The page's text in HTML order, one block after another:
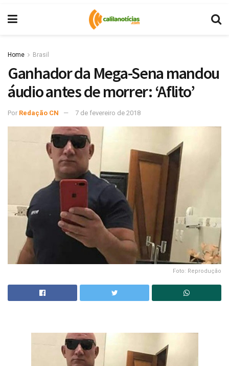
Home Brasil
Ganhador da Mega-Sena mandou
áudio antes de morrer: ‘Aflito’
Por Redação CN 7 de fevereiro de 2018
Foto: Reprodução